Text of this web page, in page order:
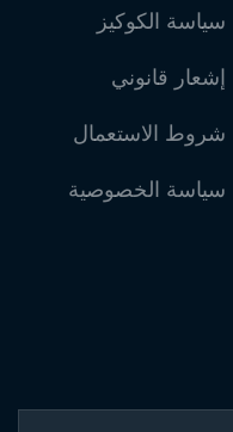
سياسة الكوكيز
إشعار قانوني
شروط الاستعمال
سياسة الخصوصية